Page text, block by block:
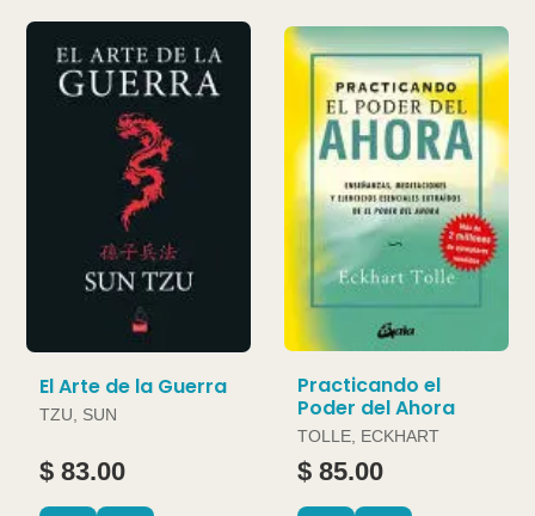
El Arte de la Guerra
TZU, SUN
$ 83.00
Practicando el
Poder del Ahora
TOLLE, ECKHART
$ 85.00